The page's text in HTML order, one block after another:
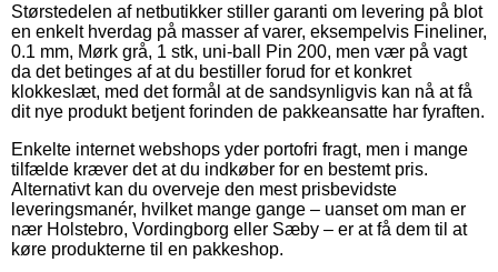
Størstedelen af netbutikker stiller garanti om levering på blot
en enkelt hverdag på masser af varer, eksempelvis Fineliner,
0.1 mm, Mørk grå, 1 stk, uni-ball Pin 200, men vær på vagt
da det betinges af at du bestiller forud for et konkret
klokkeslæt, med det formål at de sandsynligvis kan nå at få
dit nye produkt betjent forinden de pakkeansatte har fyraften.
Enkelte internet webshops yder portofri fragt, men i mange
tilfælde kræver det at du indkøber for en bestemt pris.
Alternativt kan du overveje den mest prisbevidste
leveringsmanér, hvilket mange gange – uanset om man er
nær Holstebro, Vordingborg eller Sæby – er at få dem til at
køre produkterne til en pakkeshop.